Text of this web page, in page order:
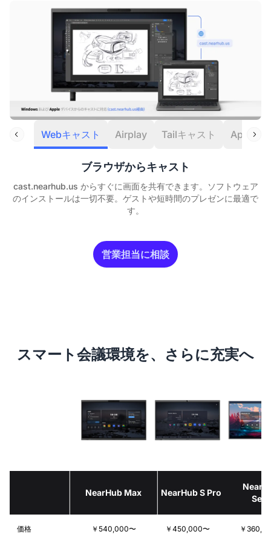
Webキャスト Airplay Tailキャスト Appキャ
ブラウザからキャスト
cast.nearhub.us からすぐに画面を共有できます。ソフトウェア
のインストールは一切不要。ゲストや短時間のプレゼンに最適で
す。
営業担当に相談
スマート会議環境を、さらに充実へ
NearHub Max NearHub S Pro
価格 ￥540,000〜 ￥450,000〜 ￥